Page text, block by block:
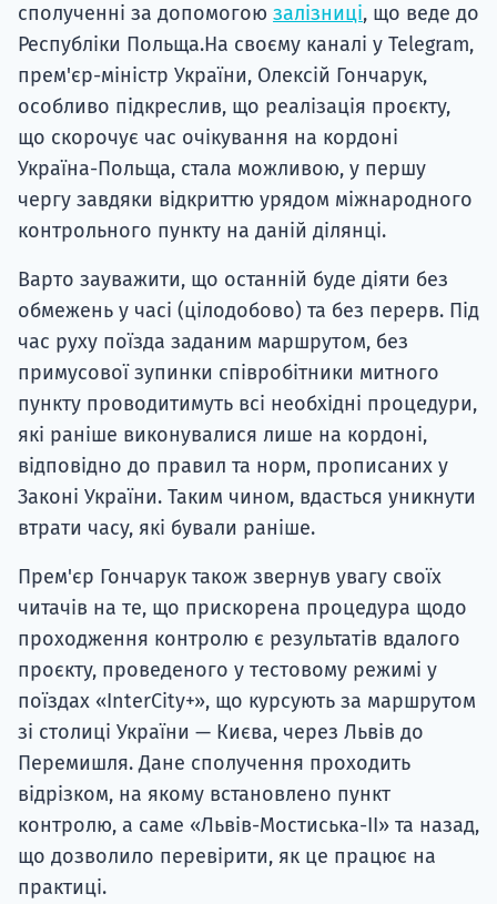
сполученні за допомогою залізниці, що веде до
Республіки Польща.На своєму каналі у Telegram,
прем'єр-міністр України, Олексій Гончарук,
особливо підкреслив, що реалізація проєкту,
що скорочує час очікування на кордоні
Україна-Польща, стала можливою, у першу
чергу завдяки відкриттю урядом міжнародного
контрольного пункту на даній ділянці.
Варто зауважити, що останній буде діяти без
обмежень у часі (цілодобово) та без перерв. Під
час руху поїзда заданим маршрутом, без
примусової зупинки співробітники митного
пункту проводитимуть всі необхідні процедури,
які раніше виконувалися лише на кордоні,
відповідно до правил та норм, прописаних у
Законі України. Таким чином, вдасться уникнути
втрати часу, які бували раніше.
Прем'єр Гончарук також звернув увагу своїх
читачів на те, що прискорена процедура щодо
проходження контролю є результатів вдалого
проєкту, проведеного у тестовому режимі у
поїздах «InterCity+», що курсують за маршрутом
зі столиці України — Києва, через Львів до
Перемишля. Дане сполучення проходить
відрізком, на якому встановлено пункт
контролю, а саме «Львів-Мостиська-II» та назад,
що дозволило перевірити, як це працює на
практиці.